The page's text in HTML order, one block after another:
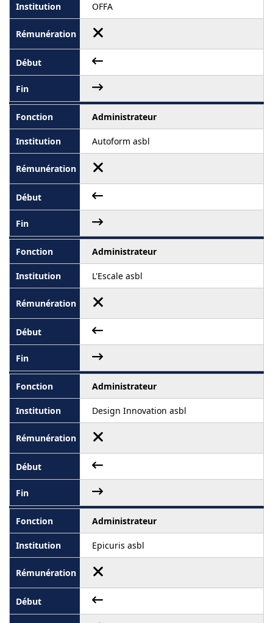
OFFA
Administrateur
Autoform asbl
Administrateur
L'Escale asbl
Administrateur
Design Innovation asbl
Administrateur
Epicuris asbl